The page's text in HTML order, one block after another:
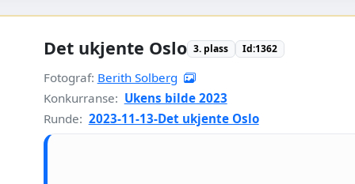
Det ukjente Oslo 3. plass Id:1362
Fotograf: Berith Solberg
Konkurranse: Ukens bilde 2023
Runde: 2023-11-13-Det ukjente Oslo